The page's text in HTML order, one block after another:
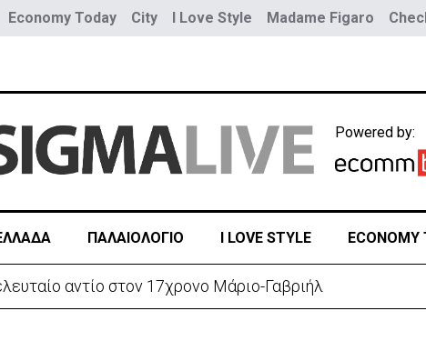
Economy Today City I Love Style Madame Figaro
Powered by:
ΠΑΛΑΙΟΛΟΓΙΟ I LOVE STYLE ECONOMY
την Κύπρο - Πού καταγράφονται τα υψηλότερα ποσοστά